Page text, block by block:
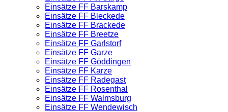
Einsätze FF Barskamp
Einsätze FF Bleckede
Einsätze FF Brackede
Einsätze FF Breetze
Einsätze FF Garlstorf
Einsätze FF Garze
Einsätze FF Göddingen
Einsätze FF Karze
Einsätze FF Radegast
Einsätze FF Rosenthal
Einsätze FF Walmsburg
Einsätze FF Wendewisch